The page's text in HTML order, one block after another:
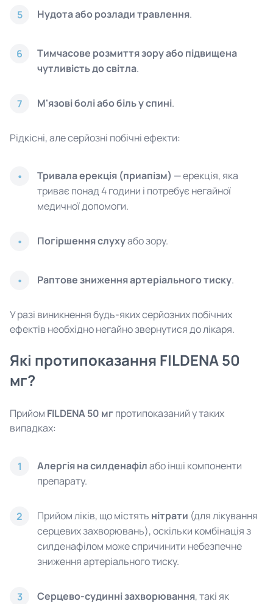
5 Нудота або розлади травлення.
6
Тимчасове розмиття зору або підвищена
чутливість до світла.
7 М'язові болі або біль у спині.
Рідкісні, але серйозні побічні ефекти:
Тривала ерекція (приапізм) — ерекція, яка
триває понад 4 години і потребує негайної
медичної допомоги.
Погіршення слухуабо зору.
Раптове зниження артеріального тиску.
У разі виникнення будь-яких серйозних побічних
ефектів необхідно негайно звернутися до лікаря.
Які протипоказання FILDENA 50
мг?
Прийом FILDENA 50 мгпротипоказаний у таких
випадках:
1 Алергія на силденафілабо інші компоненти
препарату.
2 Прийом ліків, що містять нітрати (для лікування
серцевих захворювань), оскільки комбінація з
силденафілом може спричинити небезпечне
зниження артеріального тиску.
3 Серцево-судинні захворювання, такі як